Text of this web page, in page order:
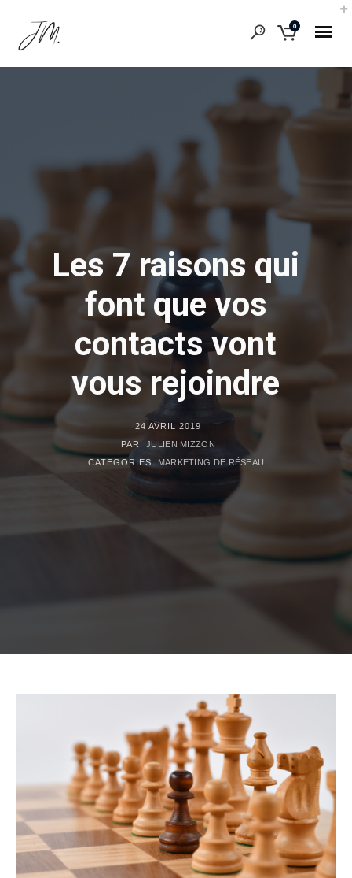
0
Les 7 raisons qui
font que vos
contacts vont
vous rejoindre
24 AVRIL 2019
PAR:JULIEN MIZZON
CATEGORIES: MARKETING DE RÉSEAU